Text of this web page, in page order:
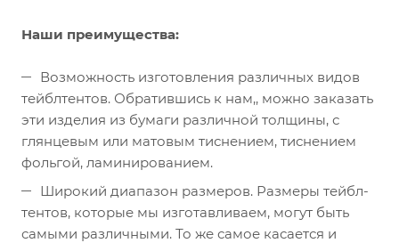
Наши преимущества:
Возможность изготовления различных видов
тейблтентов. Обратившись к нам,, можно заказать
эти изделия из бумаги различной толщины, с
глянцевым или матовым тиснением, тиснением
фольгой, ламинированием.
Широкий диапазон размеров. Размеры тейбл-
тентов, которые мы изготавливаем, могут быть
самыми различными. То же самое касается и